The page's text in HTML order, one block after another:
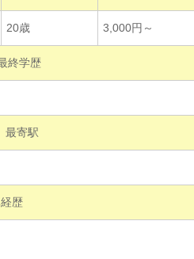
20歳 3,000円～
終学歴
最寄駅
歴